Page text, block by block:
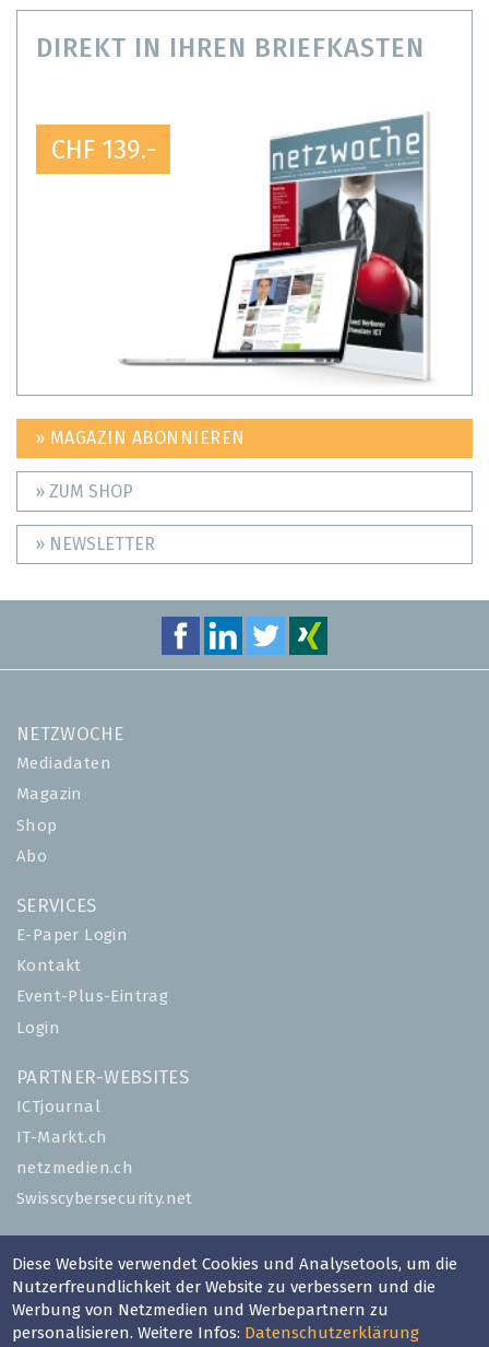
DIREKT IN IHREN BRIEFKASTEN
CHF 139.-
» MAGAZIN ABONNIEREN
» ZUM SHOP
» NEWSLETTER
NETZWOCHE
Mediadaten
Magazin
Shop
Abo
SERVICES
E-Paper Login
Kontakt
Event-Plus-Eintrag
Login
PARTNER-WEBSITES
ICTjournal
IT-Markt.ch
netzmedien.ch
Swisscybersecurity.net
Impressum
AGB
Nutzungsbestimmungen
Diese Website verwendet Cookies und Analysetools, um die
Nutzerfreundlichkeit der Website zu verbessern und die
Werbung von Netzmedien und Werbepartnern zu
personalisieren. Weitere Infos: Datenschutzerklärung